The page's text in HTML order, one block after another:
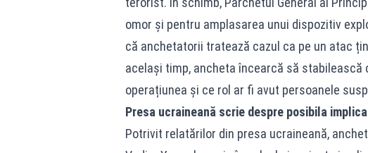
omor și pentru amplasarea unui dispozitiv
că anchetatorii tratează cazul ca pe un atac
același timp, ancheta încearcă să
operațiunea și ce rol ar fi avut persoanele
Presa ucraineană scrie despre posibila
Potrivit relatărilor din presa ucraineană,